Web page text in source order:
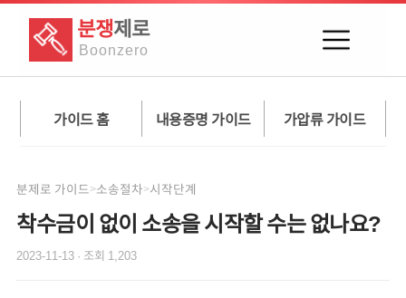
분쟁제로
Boonzero
가이드 홈 내용증명 가이드 가압류 가이드
분제로 가이드>소송절차>시작단계
착수금이 없이 소송을 시작할 수는 없나요?
2023-11-13 · 조회 1,203